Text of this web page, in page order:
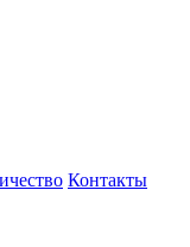
Контакты